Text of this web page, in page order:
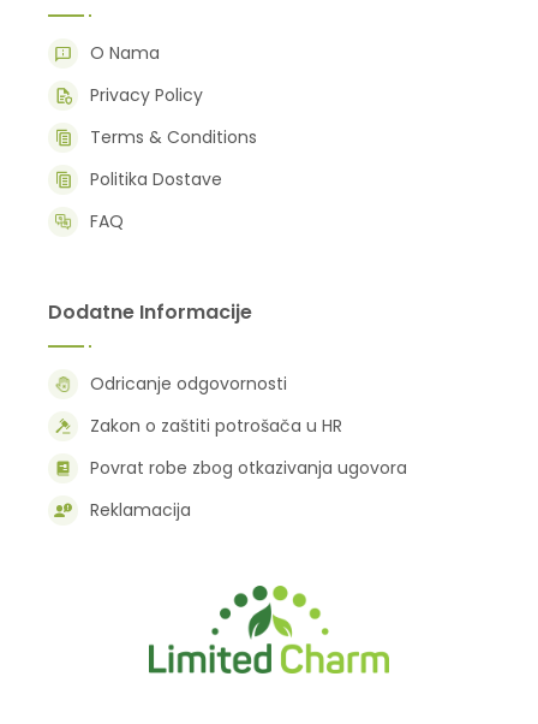
O Nama
Privacy Policy
Terms & Conditions
Politika Dostave
FAQ
Dodatne Informacije
Odricanje odgovornosti
Zakon o zaštiti potrošača u HR
Povrat robe zbog otkazivanja ugovora
Reklamacija